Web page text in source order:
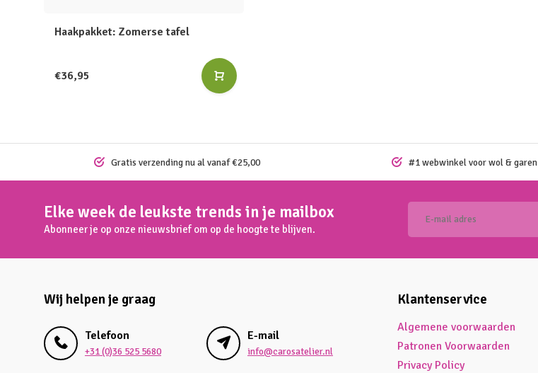
Haakpakket: Zomerse tafel
€36,95
Gratis verzending nu al vanaf €25,00 #1 webwinkel voor wol & garen
Elke week de leukste trends in je mailbox
Abonneer je op onze nieuwsbrief om op de hoogte te blijven.
Wij helpen je graag
Telefoon
+31 (0)36 525 5680
E-mail
info@carosatelier.nl
Klantenservice
Algemene voorwaarden
Patronen Voorwaarden
Privacy Policy